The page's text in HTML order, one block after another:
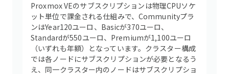
Proxmox VEのサブスクリプションは物理CPUソケ
ット単位で課金される仕組みで、Communityプラ
ンはYear120ユーロ、Basicが370ユーロ、
Standardが550ユーロ、Premiumが1,100ユーロ
（いずれも年額）となっています。クラスター構成
では各ノードにサブスクリプションが必要となるう
え、同一クラスター内のノードはサブスクリプショ